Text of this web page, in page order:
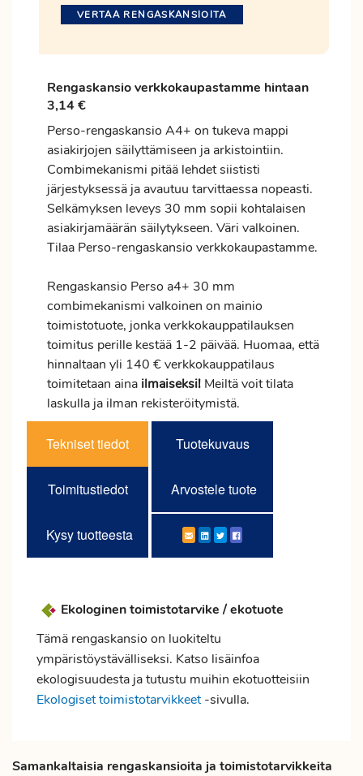
VERTAA RENGASKANSIOITA
Rengaskansio verkkokaupastamme hintaan
3,14 €
Perso-rengaskansio A4+ on tukeva mappi
asiakirjojen säilyttämiseen ja arkistointiin.
Combimekanismi pitää lehdet siististi
järjestyksessä ja avautuu tarvittaessa nopeasti.
Selkämyksen leveys 30 mm sopii kohtalaisen
asiakirjamäärän säilytykseen. Väri valkoinen.
Tilaa Perso-rengaskansio verkkokaupastamme.
Rengaskansio Perso a4+ 30 mm
combimekanismi valkoinen on mainio
toimistotuote, jonka verkkokauppatilauksen
toimitus perille kestää 1-2 päivää. Huomaa, että
hinnaltaan yli 140 € verkkokauppatilaus
toimitetaan aina ilmaiseksi! Meiltä voit tilata
laskulla ja ilman rekisteröitymistä.
Tekniset tiedot Tuotekuvaus
Toimitustiedot Arvostele tuote
Kysy tuotteesta
Ekologinen toimistotarvike / ekotuote
Tämä rengaskansio on luokiteltu
ympäristöystävälliseksi. Katso lisäinfoa
ekologisuudesta ja tutustu muihin ekotuotteisiin
Ekologiset toimistotarvikkeet-sivulla.
Samankaltaisia rengaskansioita ja toimistotarvikkeita